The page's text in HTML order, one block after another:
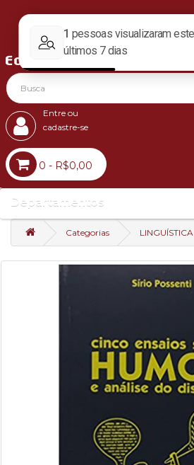
Entre ou
cadastre-se
0 - R$0,00
Departamentos
Categorias LINGUÍSTICA